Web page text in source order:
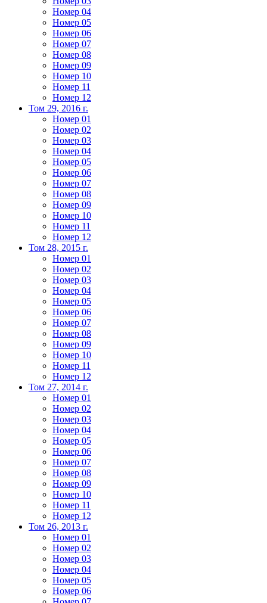
Номер 04
Номер 05
Номер 06
Номер 07
Номер 08
Номер 09
Номер 10
Номер 11
Номер 12
Том 29, 2016 г.
Номер 01
Номер 02
Номер 03
Номер 04
Номер 05
Номер 06
Номер 07
Номер 08
Номер 09
Номер 10
Номер 11
Номер 12
Том 28, 2015 г.
Номер 01
Номер 02
Номер 03
Номер 04
Номер 05
Номер 06
Номер 07
Номер 08
Номер 09
Номер 10
Номер 11
Номер 12
Том 27, 2014 г.
Номер 01
Номер 02
Номер 03
Номер 04
Номер 05
Номер 06
Номер 07
Номер 08
Номер 09
Номер 10
Номер 11
Номер 12
Том 26, 2013 г.
Номер 01
Номер 02
Номер 03
Номер 04
Номер 05
Номер 06